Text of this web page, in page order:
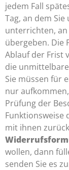
jedem Fall
Tag, an dem
unterrichten,
übergeben. Die
Ablauf der Frist
die
Sie müssen für
nur
Prüfung der
Funktionsweise
mit ihnen
wollen, dann
senden Sie es